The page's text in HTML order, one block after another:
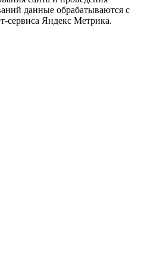
данные обрабатываются с
сервиса Яндекс Метрика.